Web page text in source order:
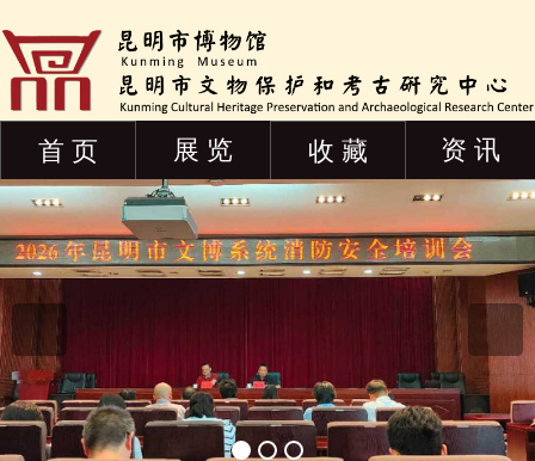
首 页 展 览 收 藏 资 讯